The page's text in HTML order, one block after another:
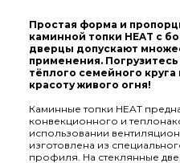
Простая форма и
каминной топки HEAT с
дверцы допускают
применения.
тёплого семейного
красоту живого огня!
Каминные топки HEAT
конвекционного и
использовании
изготовлена из
профиля. На стеклянные